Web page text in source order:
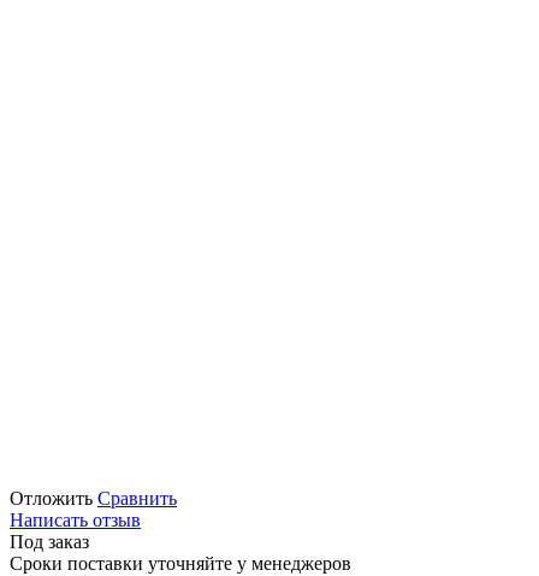
Отложить Сравнить
Написать отзыв
Под заказ
Сроки поставки уточняйте у менеджеров